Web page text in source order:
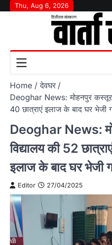
SkipThu, Aug 6, 2026
Home
देवघर
Deoghar News: मोहनपुर
40 छात्राएं इलाज के बाद घर भेजी
Deoghar News:
विद्यालय की 52
इलाज के बाद घर भेजी
Editor 27/04/2025